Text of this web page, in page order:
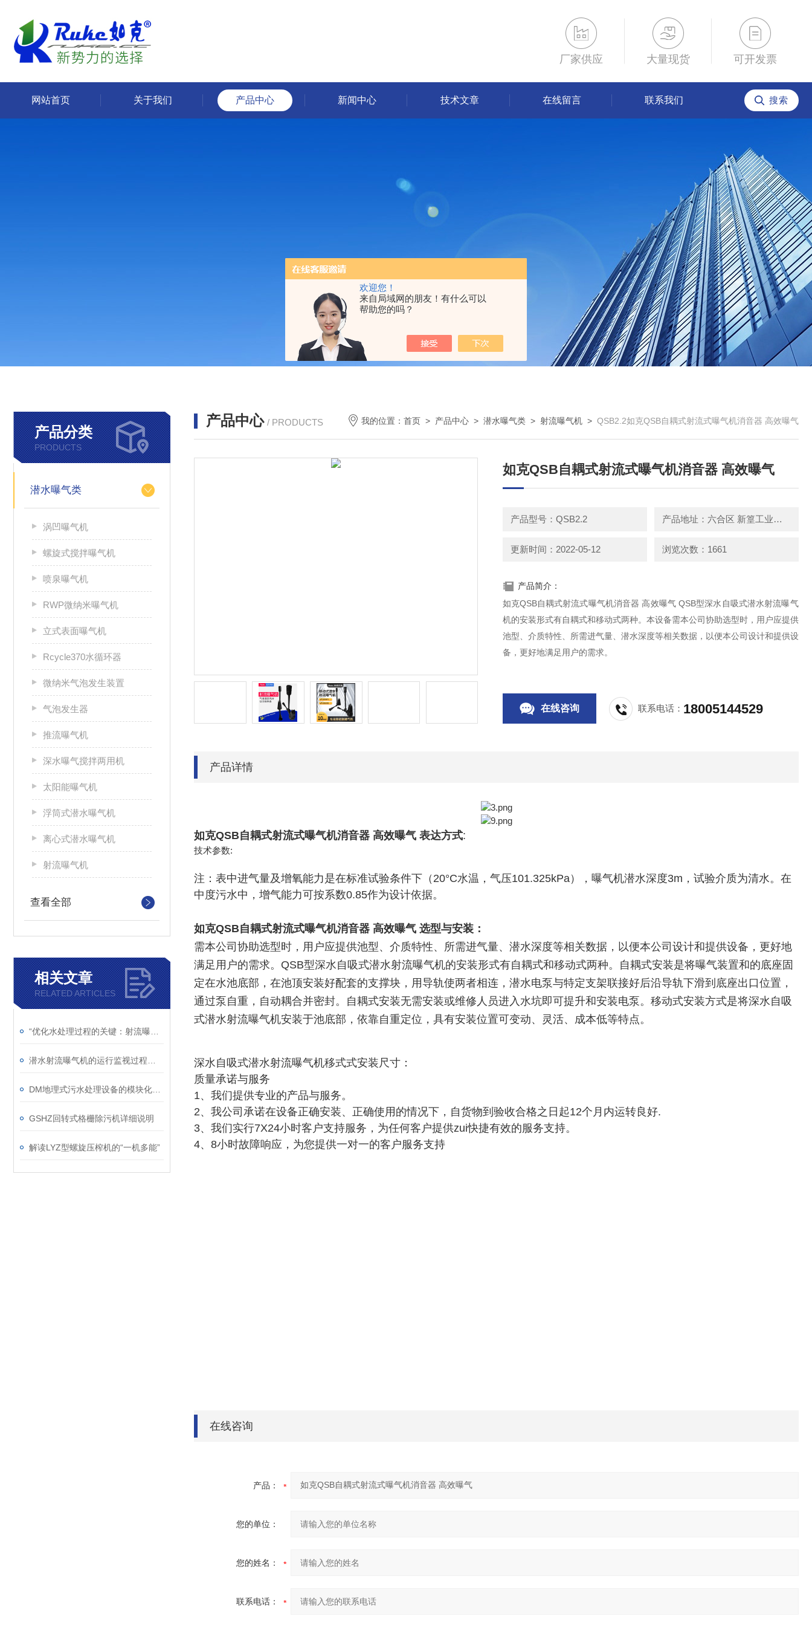
欢迎您！
来自局域网的朋友！有什么可以
帮助您的吗？
厂家供应 大量现货 可开发票
网站首页 关于我们 产品中心 新闻中心 技术文章 在线留言 联系我们
产品分类
PRODUCTS
潜水曝气类
涡凹曝气机
螺旋式搅拌曝气机
喷泉曝气机
RWP微纳米曝气机
立式表面曝气机
Rcycle370水循环器
微纳米气泡发生装置
气泡发生器
推流曝气机
深水曝气搅拌两用机
太阳能曝气机
浮筒式潜水曝气机
离心式潜水曝气机
射流曝气机
查看全部
相关文章
RELATED ARTICLES
GSHZ回转式格栅除污机详细说明
解读LYZ型螺旋压榨机的“一机多能”
产品中心 / PRODUCTS 我的位置： 首页 > 产品中心 > 潜水曝气类 > 射流曝气机 > QSB2.2如克QSB自耦式射流式曝气机消音器 高效曝气
如克QSB自耦式射流式曝气机消音器 高效曝气
产品型号：QSB2.2 产品地址：六合区 新篁工业园园区中路3号
更新时间：2022-05-12 浏览次数：1661
产品简介：
如克QSB自耦式射流式曝气机消音器 高效曝气 QSB型深水自吸式潜水射流曝气
机的安装形式有自耦式和移动式两种。本设备需本公司协助选型时，用户应提供
池型、介质特性、所需进气量、潜水深度等相关数据，以便本公司设计和提供设
备，更好地满足用户的需求。
在线咨询 联系电话： 18005144529
产品详情
如克QSB自耦式射流式曝气机消音器 高效曝气 表达方式:
技术参数:
注：表中进气量及增氧能力是在标准试验条件下（20°C水温，气压101.325kPa），曝气机潜水深度3m，试验介质为清水。在
中度污水中，增气能力可按系数0.85作为设计依据。
如克QSB自耦式射流式曝气机消音器 高效曝气 选型与安装：
需本公司协助选型时，用户应提供池型、介质特性、所需进气量、潜水深度等相关数据，以便本公司设计和提供设备，更好地
满足用户的需求。QSB型深水自吸式潜水射流曝气机的安装形式有自耦式和移动式两种。自耦式安装是将曝气装置和的底座固
定在水池底部，在池顶安装好配套的支撑块，用导轨使两者相连，潜水电泵与特定支架联接好后沿导轨下滑到底座出口位置，
通过泵自重，自动耦合并密封。自耦式安装无需安装或维修人员进入水坑即可提升和安装电泵。移动式安装方式是将深水自吸
式潜水射流曝气机安装于池底部，依靠自重定位，具有安装位置可变动、灵活、成本低等特点。
深水自吸式潜水射流曝气机移式式安装尺寸：
质量承诺与服务
1、我们提供专业的产品与服务。
2、我公司承诺在设备正确安装、正确使用的情况下，自货物到验收合格之日起12个月内运转良好.
3、我们实行7X24小时客户支持服务，为任何客户提供zui快捷有效的服务支持。
4、8小时故障响应，为您提供一对一的客户服务支持
在线咨询
产品：
您的单位：
您的姓名：
联系电话：